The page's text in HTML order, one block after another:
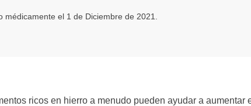
médicamente el 1 de Diciembre de 2021.
ricos en hierro a menudo pueden ayudar a aumentar